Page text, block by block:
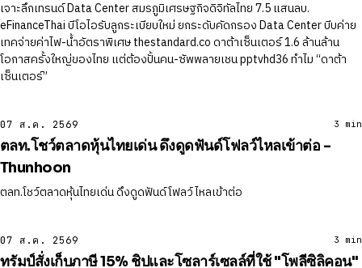
เจาะลึกเทรนด์ Data Center สมรภูมิเศรษฐกิจดิจิทัลไทย 7.5 แสนลบ.
eFinanceThai บีโอไอรับลูกระเบียบใหม่ ยกระดับคัดกรอง Data Center บีบค่าย
เทคจ่ายค่าไฟ-น้ำอัตราพิเศษ thestandard.co ดาต้าเซ็นเตอร์ 1.6 ล้านล้าน
โอกาสครั้งใหญ่ของไทย แต่ต้องปั้นคน-ซัพพลายเชน pptvhd36 ทำไม “ดาต้า
เซ็นเตอร์”
07 ส.ค. 2569
ตลท.โชว์ตลาดหุ้นไทยเด่น ดึงดูดฟันด์โฟลว์ไหลเข้าต่อ -
Thunhoon
ตลท.โชว์ตลาดหุ้นไทยเด่น ดึงดูดฟันด์โฟลว์ไหลเข้าต่อ
3 min
07 ส.ค. 2569
ทรัมป์สั่งเก็บภาษี 15% ชิปและโซลาร์เซลล์ที่ใช้ "โพลีซิลิคอน"
3 min